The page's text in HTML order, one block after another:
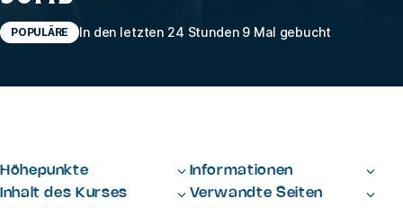
POPULÄRE In den letzten 24 Stunden 9 Mal gebucht
Höhepunkte
Informationen
Inhalt des Kurses
Verwandte Seiten